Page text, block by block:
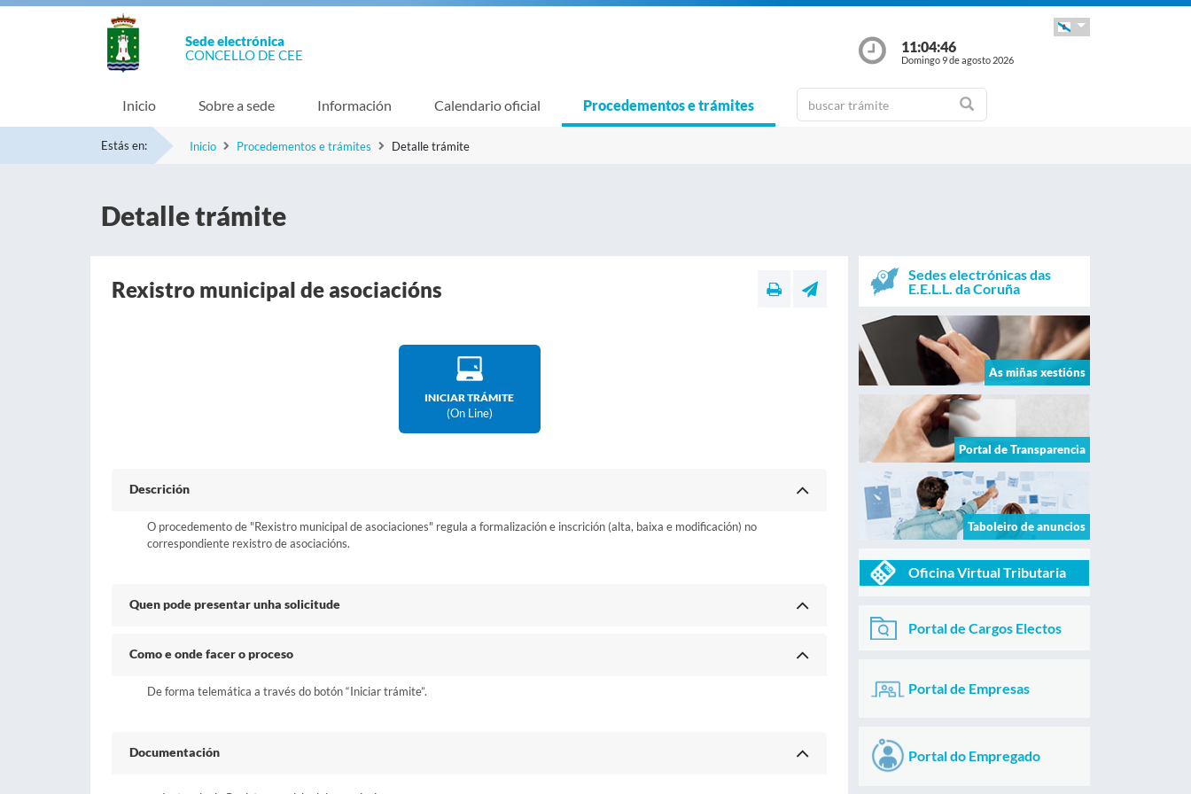
Sede electrónica
CONCELLO DE CEE
11:04:46
Domingo 9 de agosto 2026
Inicio Sobre a sede Información Calendario oficial Procedementos e trámites
Estás en: Inicio Procedementos e trámites Detalle trámite
Detalle trámite
Rexistro municipal de asociacións
INICIAR TRÁMITE
(on Line)
Descrición
O procedemento de "Rexistro municipal de asociaciones" regula a formalización e inscrición (alta, baixa e modificación) no
correspondiente rexistro de asociacións.
Quen pode presentar unha solicitude
Como e onde facer o proceso
De forma telemática a través do botón “Iniciar trámite”.
Documentación
Sedes electrónicas das
E.E.L.L. da Coruña
As miñas xestións
Portal de Transparencia
Taboleiro de anuncios
Oficina Virtual Tributaria
Portal de Cargos Electos
Portal de Empresas
Portal do Empregado